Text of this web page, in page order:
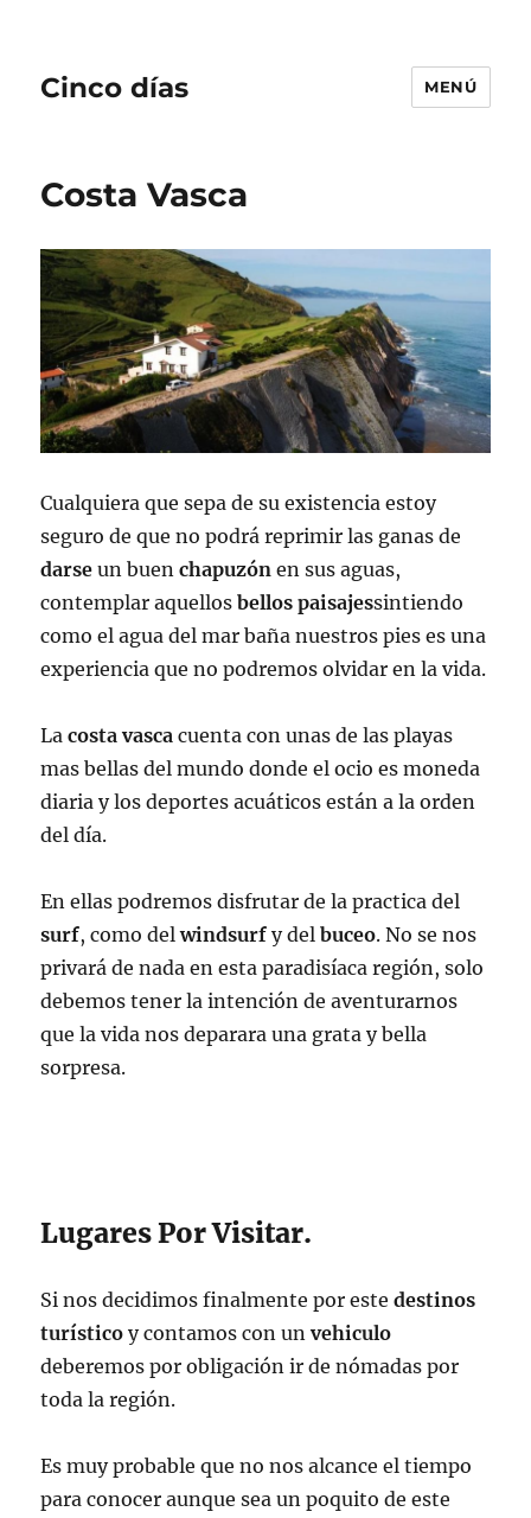
Cinco días MENÚ
Costa Vasca
Cualquiera que sepa de su existencia estoy
seguro de que no podrá reprimir las ganas de
darse un buenchapuzón en sus aguas,
contemplar aquellosbellos paisajessintiendo
como el agua del mar baña nuestros pies es una
experiencia que no podremos olvidar en la vida.
Lacosta vasca cuenta con unas de las playas
mas bellas del mundo donde el ocio es moneda
diaria y los deportes acuáticos están a la orden
del día.
En ellas podremos disfrutar de la practica del
surf, como delwindsurf y delbuceo. No se nos
privará de nada en esta paradisíaca región, solo
debemos tener la intención de aventurarnos
que la vida nos deparara una grata y bella
sorpresa.
Lugares Por Visitar.
Si nos decidimos finalmente por estedestinos
turístico y contamos con unvehiculo
deberemos por obligación ir de nómadas por
toda la región.
Es muy probable que no nos alcance el tiempo
para conocer aunque sea un poquito de este